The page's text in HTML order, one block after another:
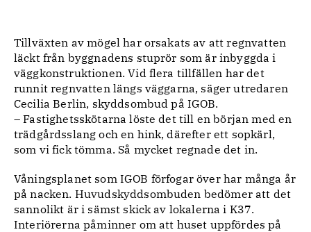
Tillväxten av mögel har orsakats av att regnvatten
läckt från byggnadens stuprör som är inbyggda i
väggkonstruktionen. Vid flera tillfällen har det
runnit regnvatten längs väggarna, säger utredaren
Cecilia Berlin, skyddsombud på IGOB.
– Fastighetsskötarna löste det till en början med en
trädgårdsslang och en hink, därefter ett sopkärl,
som vi fick tömma. Så mycket regnade det in.
Våningsplanet som IGOB förfogar över har många år
på nacken. Huvudskyddsombuden bedömer att det
sannolikt är i sämst skick av lokalerna i K37.
Interiörerna påminner om att huset uppfördes på